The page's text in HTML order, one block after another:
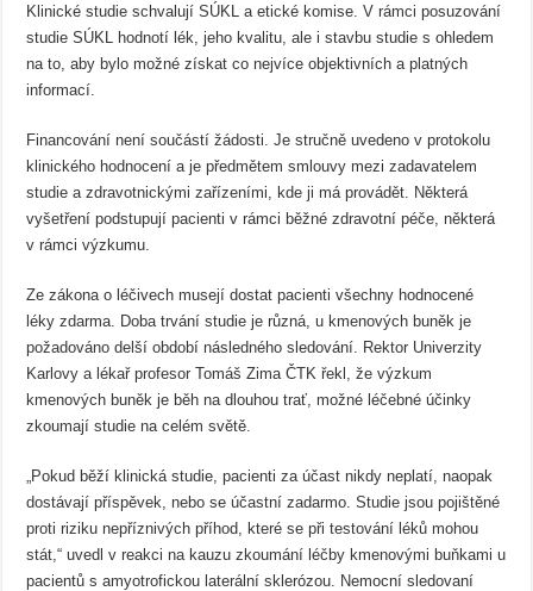
Klinické studie schvalují SÚKL a etické komise. V rámci posuzování
studie SÚKL hodnotí lék, jeho kvalitu, ale i stavbu studie s ohledem
na to, aby bylo možné získat co nejvíce objektivních a platných
informací.
Financování není součástí žádosti. Je stručně uvedeno v protokolu
klinického hodnocení a je předmětem smlouvy mezi zadavatelem
studie a zdravotnickými zařízeními, kde ji má provádět. Některá
vyšetření podstupují pacienti v rámci běžné zdravotní péče, některá
v rámci výzkumu.
Ze zákona o léčivech musejí dostat pacienti všechny hodnocené
léky zdarma. Doba trvání studie je různá, u kmenových buněk je
požadováno delší období následného sledování. Rektor Univerzity
Karlovy a lékař profesor Tomáš Zima ČTK řekl, že výzkum
kmenových buněk je běh na dlouhou trať, možné léčebné účinky
zkoumají studie na celém světě.
„Pokud běží klinická studie, pacienti za účast nikdy neplatí, naopak
dostávají příspěvek, nebo se účastní zadarmo. Studie jsou pojištěné
proti riziku nepříznivých příhod, které se při testování léků mohou
stát,“ uvedl v reakci na kauzu zkoumání léčby kmenovými buňkami u
pacientů s amyotrofickou laterální sklerózou. Nemocní sledovaní